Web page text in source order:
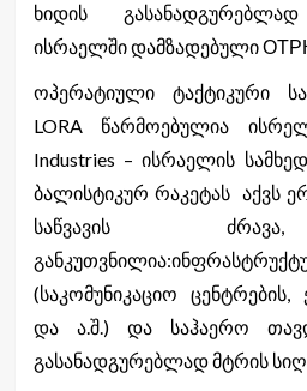
ხიდის გასანადგურებლად
ისრაელში დამზადებული ОТРК
ოპერატიული ტაქტიკური
LORA წარმოებულია
Industries – ისრაელის
ბალისტიკურ რაკეტას აქვს
საწვავის
(საკომუნიკაციო
და ა.შ.) და საჰაერო
გასანადგურებლად მტრის